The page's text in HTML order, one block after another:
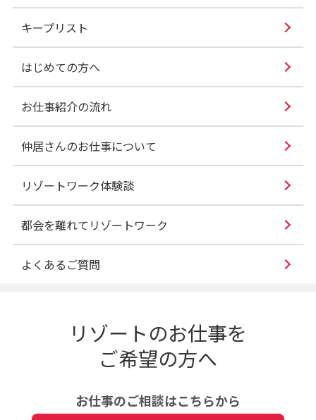
キープリスト
はじめての方へ
お仕事紹介の流れ
仲居さんのお仕事について
リゾートワーク体験談
都会を離れてリゾートワーク
よくあるご質問
リゾートのお仕事を
ご希望の方へ
お仕事のご相談はこちらから